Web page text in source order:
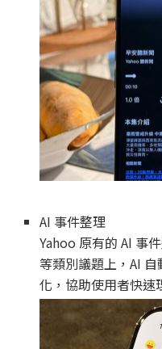
AI 事件整理
Yahoo 原有的 AI 事
等類別議題上，AI
化，協助使用者快速